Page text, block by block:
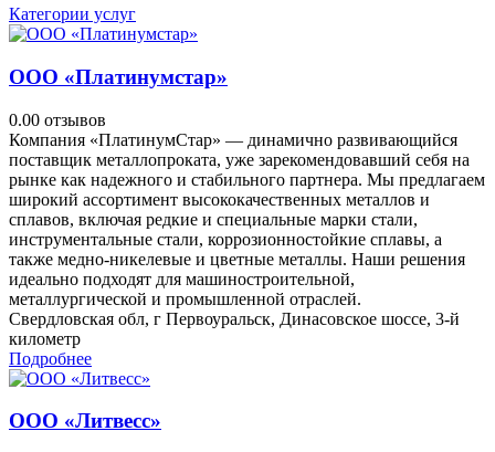
Категории услуг
ООО «Платинумстар»
0.00 отзывов
Компания «ПлатинумСтар» — динамично развивающийся
поставщик металлопроката, уже зарекомендовавший себя на
рынке как надежного и стабильного партнера. Мы предлагаем
широкий ассортимент высококачественных металлов и
сплавов, включая редкие и специальные марки стали,
инструментальные стали, коррозионностойкие сплавы, а
также медно-никелевые и цветные металлы. Наши решения
идеально подходят для машиностроительной,
металлургической и промышленной отраслей.
Свердловская обл, г Первоуральск, Динасовское шоссе, 3-й
километр
Подробнее
ООО «Литвесс»